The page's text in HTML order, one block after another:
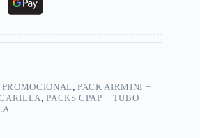
,PACK AIRMINI +
,PACKS CPAP + TUBO